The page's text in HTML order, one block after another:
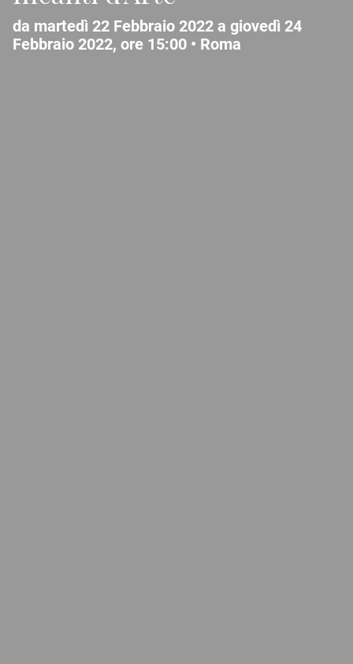
da martedì 22 Febbraio 2022 a giovedì 24
Febbraio 2022, ore 15:00 • Roma